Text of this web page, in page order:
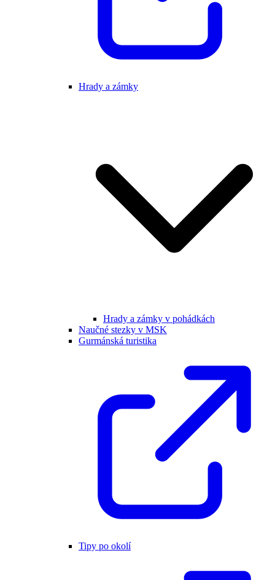
Hrady a zámky
Hrady a zámky v pohádkách
Naučné stezky v MSK
Gurmánská turistika
Tipy po okolí